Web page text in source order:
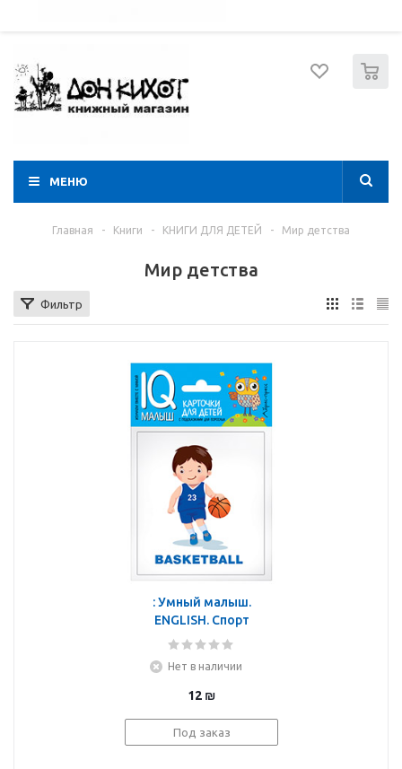
МЕНЮ
Главная - Книги - КНИГИ ДЛЯ ДЕТЕЙ - Мир детства
Мир детства
Фильтр
: Умный малыш.
ENGLISH. Спорт
Нет в наличии
12 ₪
Под заказ